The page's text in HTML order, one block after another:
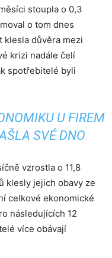
stoupla o 0,3
o tom dnes
klesla důvěra mezi
krizi nadále čelí
spotřebitelé byli
U FIREM
SVÉ DNO
vzrostla o 11,8
klesly jejich obavy ze
celkové ekonomické
následujících 12
více obávají